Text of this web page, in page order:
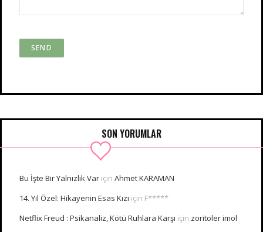
SON YORUMLAR
Bu İşte Bir Yalnızlık Var için Ahmet KARAMAN
14. Yıl Özel: Hikayenin Esas Kızı için F*****
Netflix Freud : Psikanaliz, Kötü Ruhlara Karşı için zoritoler imol